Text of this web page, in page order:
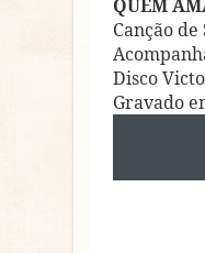
QUEM
Canção
Disco
Gravado